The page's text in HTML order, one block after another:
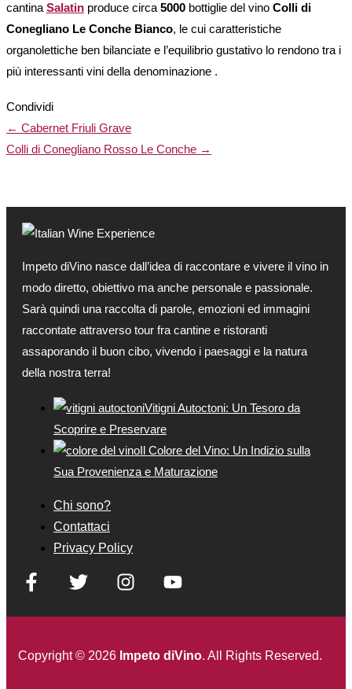
cantina Salatin produce circa 5000 bottiglie del vino Colli di
Conegliano Le Conche Bianco, le cui caratteristiche
organolettiche ben bilanciate e l’equilibrio gustativo lo rendono tra i
più interessanti vini della denominazione .
Condividi
← Cabernet Friuli Grave
Colli di Conegliano Rosso Le Conche →
Impeto diVino nasce dall’idea di raccontare e vivere il vino in
modo diretto, obiettivo ma anche personale e passionale.
Sarà quindi una raccolta di parole, emozioni ed immagini
raccontate attraverso tour fra cantine e ristoranti
assaporando il buon cibo, vivendo i paesaggi e la natura
della nostra terra!
Vitigni Autoctoni: Un Tesoro da
Scoprire e Preservare
Il Colore del Vino: Un Indizio sulla
Sua Provenienza e Maturazione
Chi sono?
Contattaci
Privacy Policy
Copyright © 2026 Impeto diVino. All Rights Reserved.